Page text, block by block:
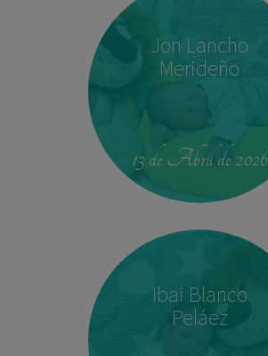
Jon Lancho
Merideño
13 de Abril de 2026
Ibai Blanco
Peláez